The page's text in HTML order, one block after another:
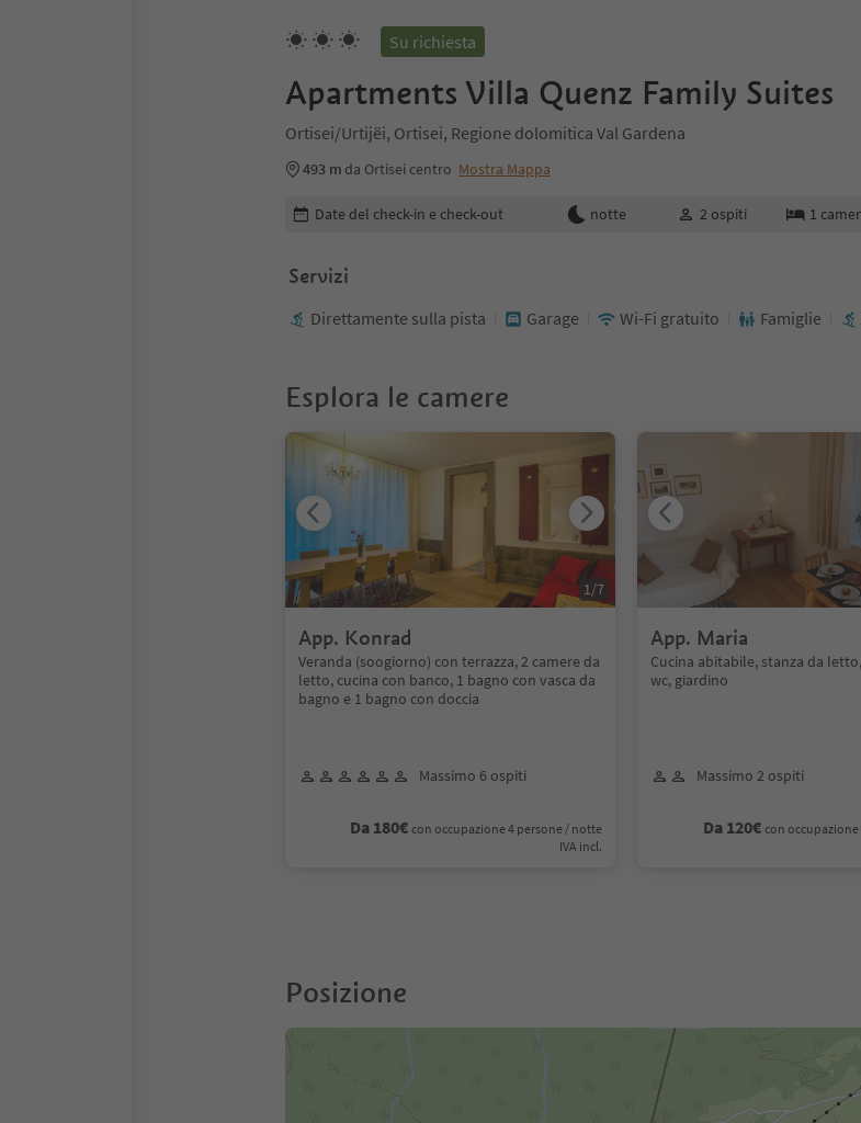
Su richiesta
Apartments Villa Quenz Family Suites
Ortisei/Urtijëi, Ortisei, Regione dolomitica Val Gardena
493 m da Ortisei centro Mostra Mappa
Modifica i dettagli della prenotazione
Date del check-in e check-out notte 2 ospiti 1
Servizi
Direttamente sulla pista Garage Wi-Fi gratuito Famiglie
Esplora le camere
App. Konrad
Veranda (soogiorno) con terrazza, 2 camere da
letto, cucina con banco, 1 bagno con vasca da
bagno e 1 bagno con doccia
Massimo 6 ospiti
Da 180€ con occupazione 4 persone / notte
IVA incl.
1/7
App. Maria
Cucina abitabile, stanza da
wc, giardino
Massimo 2 ospiti
Da 120€ con
Posizione